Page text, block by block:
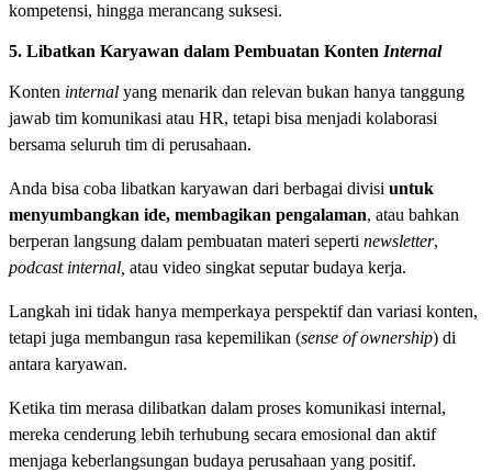
kompetensi, hingga merancang suksesi.
5. Libatkan Karyawan dalam Pembuatan Konten Internal
Konten internal yang menarik dan relevan bukan hanya tanggung
jawab tim komunikasi atau HR, tetapi bisa menjadi kolaborasi
bersama seluruh tim di perusahaan.
Anda bisa coba libatkan karyawan dari berbagai divisi untuk
menyumbangkan ide, membagikan pengalaman, atau bahkan
berperan langsung dalam pembuatan materi seperti newsletter,
podcast internal, atau video singkat seputar budaya kerja.
Langkah ini tidak hanya memperkaya perspektif dan variasi konten,
tetapi juga membangun rasa kepemilikan (sense of ownership) di
antara karyawan.
Ketika tim merasa dilibatkan dalam proses komunikasi internal,
mereka cenderung lebih terhubung secara emosional dan aktif
menjaga keberlangsungan budaya perusahaan yang positif.